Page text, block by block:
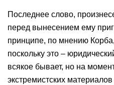
Последнее слово,
перед вынесением ему
принципе, по мнению Корба,
поскольку это –
всякое бывает, но на
экстремистских